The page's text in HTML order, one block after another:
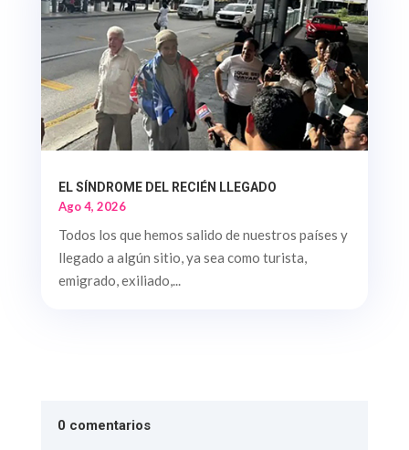
EL SÍNDROME DEL RECIÉN LLEGADO
Ago 4, 2026
Todos los que hemos salido de nuestros países y
llegado a algún sitio, ya sea como turista,
emigrado, exiliado,...
0 comentarios